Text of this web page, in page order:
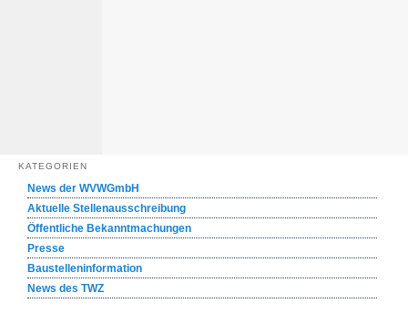
KATEGORIEN
News der WVWGmbH
Aktuelle Stellenausschreibung
Öffentliche Bekanntmachungen
Presse
Baustelleninformation
News des TWZ